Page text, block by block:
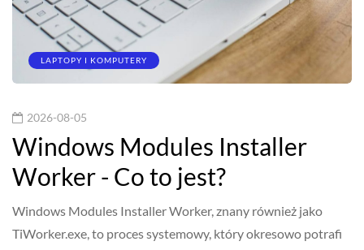
LAPTOPY I KOMPUTERY
2026-08-05
Windows Modules Installer
Worker - Co to jest?
Windows Modules Installer Worker, znany również jako
TiWorker.exe, to proces systemowy, który okresowo potrafi